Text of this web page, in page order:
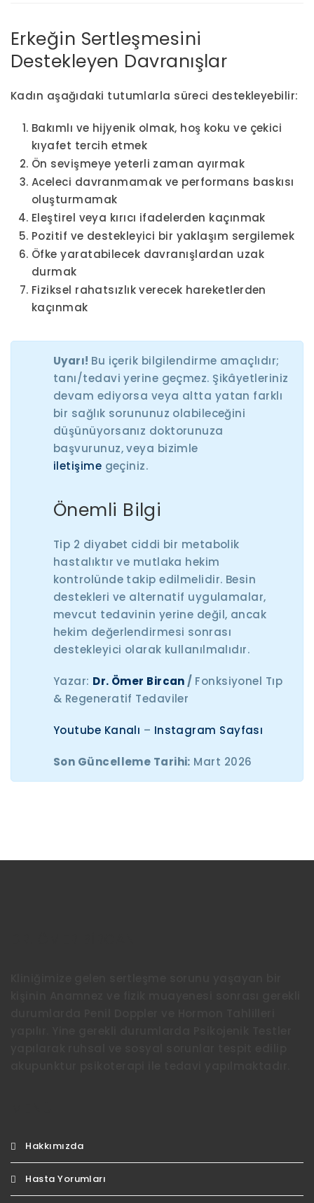
Erkeğin Sertleşmesini
Destekleyen Davranışlar
Kadın aşağıdaki tutumlarla süreci destekleyebilir:
Bakımlı ve hijyenik olmak, hoş koku ve çekici
kıyafet tercih etmek
Ön sevişmeye yeterli zaman ayırmak
Aceleci davranmamak ve performans baskısı
oluşturmamak
Eleştirel veya kırıcı ifadelerden kaçınmak
Pozitif ve destekleyici bir yaklaşım sergilemek
Öfke yaratabilecek davranışlardan uzak
durmak
Fiziksel rahatsızlık verecek hareketlerden
kaçınmak
Uyarı! Bu içerik bilgilendirme amaçlıdır;
tanı/tedavi yerine geçmez. Şikâyetleriniz
devam ediyorsa veya altta yatan farklı
bir sağlık sorununuz olabileceğini
düşünüyorsanız doktorunuza
başvurunuz, veya bizimle
iletişime geçiniz.
Önemli Bilgi
Tip 2 diyabet ciddi bir metabolik
hastalıktır ve mutlaka hekim
kontrolünde takip edilmelidir. Besin
destekleri ve alternatif uygulamalar,
mevcut tedavinin yerine değil, ancak
hekim değerlendirmesi sonrası
destekleyici olarak kullanılmalıdır.
Yazar: Dr. Ömer Bircan / Fonksiyonel Tıp
& Regeneratif Tedaviler
Youtube Kanalı – Instagram Sayfası
Son Güncelleme Tarihi: Mart 2026
Hakkımızda
Hasta Yorumları